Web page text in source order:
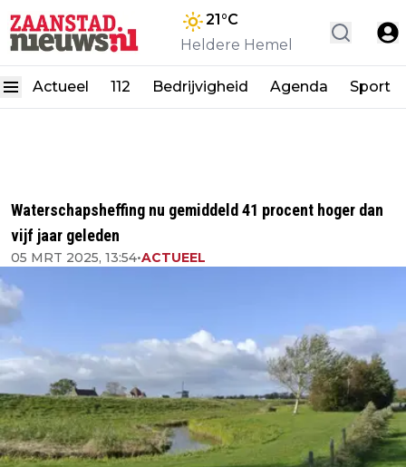
21°C
Heldere Hemel
Actueel 112 Bedrijvigheid Agenda Sport
Waterschapsheffing nu gemiddeld 41 procent hoger dan
vijf jaar geleden
05 MRT 2025, 13:54•ACTUEEL